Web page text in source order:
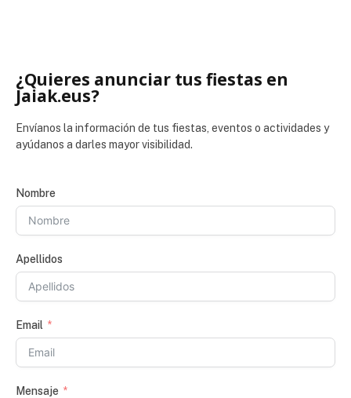
¿Quieres anunciar tus fiestas en
Jaiak.eus?
Envíanos la información de tus fiestas, eventos o actividades y
ayúdanos a darles mayor visibilidad.
Nombre
Apellidos
Email
Mensaje